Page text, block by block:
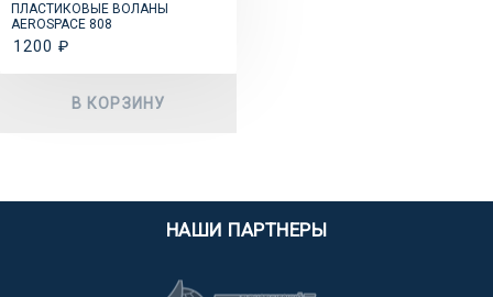
ПЛАСТИКОВЫЕ ВОЛАНЫ
AEROSPACE 808
1200 ₽
В КОРЗИНУ
НАШИ ПАРТНЕРЫ